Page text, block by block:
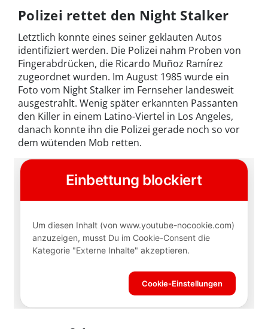
Polizei rettet den Night Stalker
Letztlich konnte eines seiner geklauten Autos
identifiziert werden. Die Polizei nahm Proben von
Fingerabdrücken, die Ricardo Muñoz Ramírez
zugeordnet wurden. Im August 1985 wurde ein
Foto vom Night Stalker im Fernseher landesweit
ausgestrahlt. Wenig später erkannten Passanten
den Killer in einem Latino-Viertel in Los Angeles,
danach konnte ihn die Polizei gerade noch so vor
dem wütenden Mob retten.